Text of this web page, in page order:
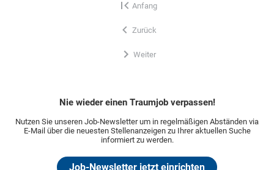
Anfang
Zurück
Weiter
Nie wieder einen Traumjob verpassen!
Nutzen Sie unseren Job-Newsletter um in regelmäßigen Abständen via
E-Mail über die neuesten Stellenanzeigen zu Ihrer aktuellen Suche
informiert zu werden.
Job-Newsletter jetzt einrichten